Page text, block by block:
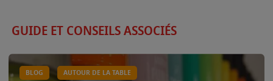
GUIDE ET CONSEILS ASSOCIÉS
BLOG AUTOUR DE LA TABLE